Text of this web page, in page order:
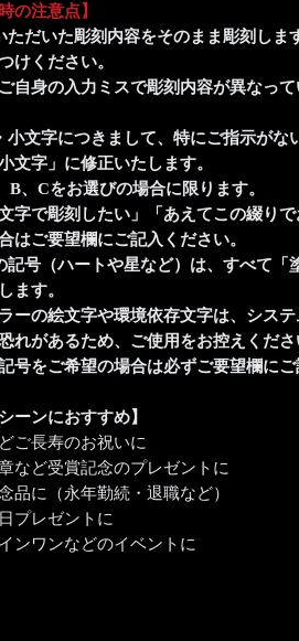
の注意点】
ただいた彫刻内容をそのまま彫刻しま
けください。
自身の入力ミスで彫刻内容が異なっ
小文字につきまして、特にご指示がな
文字」に修正いたします。
、Cをお選びの場合に限ります。
文字で彫刻したい」「あえてこの綴り
はご要望欄にご記入ください。
記号（ハートや星など）は、すべて「
ます。
ーの絵文字や環境依存文字は、シス
れがあるため、ご使用をお控えくださ
号をご希望の場合は必ずご要望欄にご
ーンにおすすめ】
ご長寿のお祝いに
など受賞記念のプレゼントに
品に（永年勤続・退職など）
プレゼントに
ンワンなどのイベントに